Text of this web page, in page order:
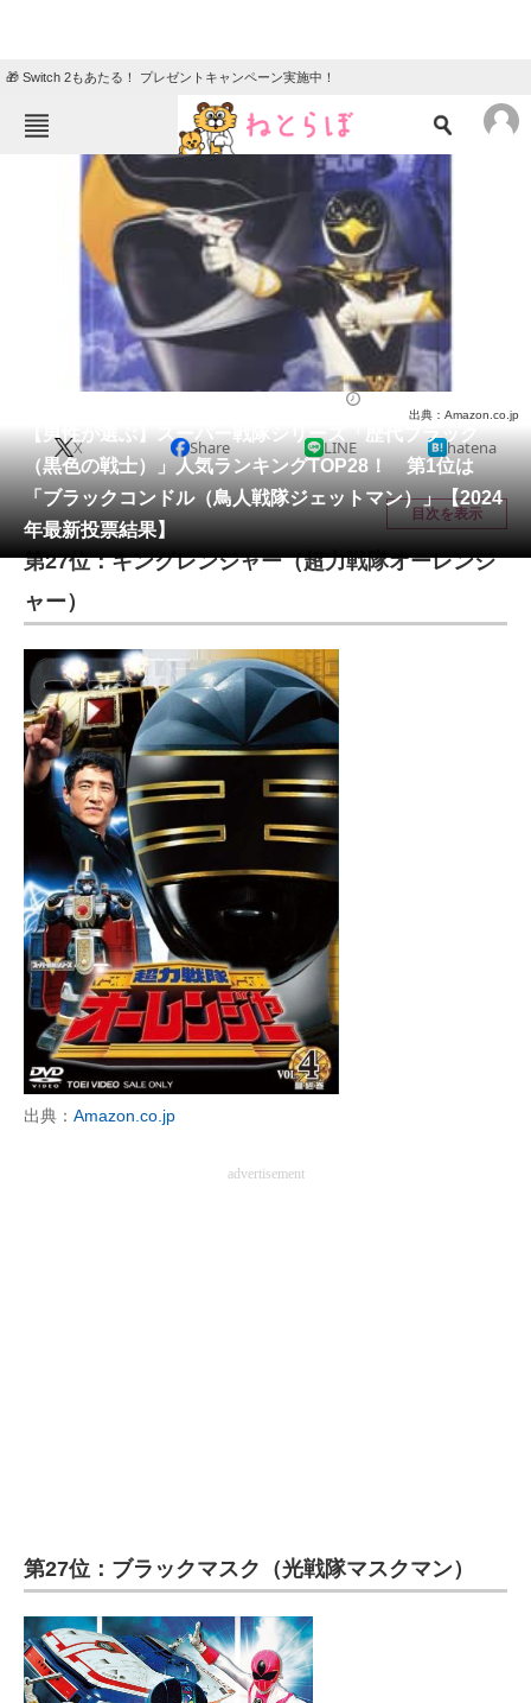
🎁 Switch 2もあたる！ プレゼントキャンペーン実施中！
ねとらぼメニュー
ニュース
クイズ
地域
教育・育児
リサーチ
メディア
注目記事を集めた総合ページ
進化するPCとデバイスの未来
好きが集まる 比べて選べる
ビジネスと働き方のヒント
AI活用のいまが分かる
企業ITのトレンドを詳説
経営リーダーのコミュニティ
マーケ×ITの今がよく分かる
ITエンジニア向け専門サイト
企業向けIT製品の総合サイト
【男性が選ぶ】スーパー戦隊シリーズ「歴代ブラック
（黒色の戦士）」人気ランキングTOP28！ 第1位は
「ブラックコンドル（鳥人戦隊ジェットマン）」【2024
年最新投票結果】
出典：Amazon.co.jp
X Share LINE hatena
目次を表示
第27位：キングレンジャー（超力戦隊オーレンジ
ャー）
出典： Amazon.co.jp
advertisement
第27位：ブラックマスク（光戦隊マスクマン）